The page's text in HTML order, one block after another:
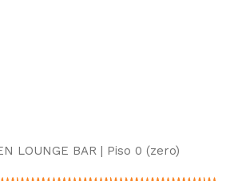
LOUNGE BAR | Piso 0 (zero)